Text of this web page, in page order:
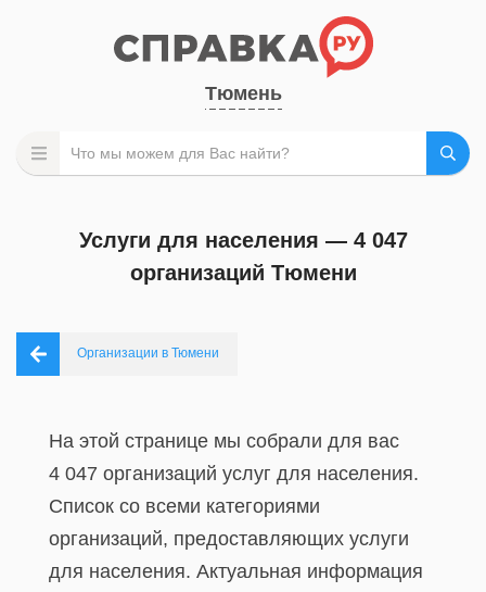
Тюмень
Услуги для населения — 4 047
организаций Тюмени
Организации в Тюмени
На этой странице мы собрали для вас
4 047 организаций услуг для населения.
Список со всеми категориями
организаций, предоставляющих услуги
для населения. Актуальная информация